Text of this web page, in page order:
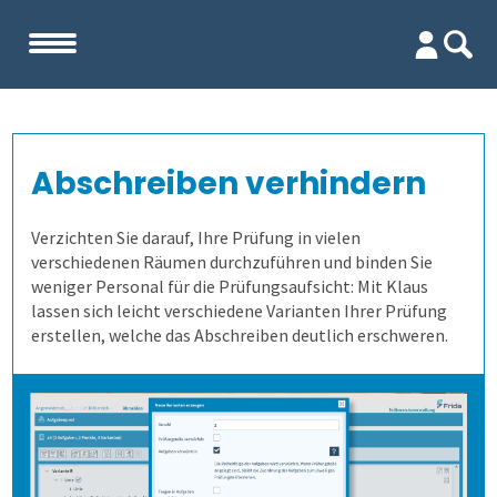
Unternehmen
Team
Firma
Kennenlernen
Referenzen
Evaluation
Wofür ist es gut?
Lehrevaluation
Kursevaluation
Wer erfährt was, und wie?
Auswertungen direkt abrufen
Wie finden wir die Antworten?
Prüfungen
Prüfungsprozess
1. Aufgaben verwalten
Abschreiben verhindern
Verzichten Sie darauf, Ihre Prüfung in vielen
verschiedenen Räumen durchzuführen und binden Sie
weniger Personal für die Prüfungsaufsicht: Mit Klaus
lassen sich leicht verschiedene Varianten Ihrer Prüfung
erstellen, welche das Abschreiben deutlich erschweren.